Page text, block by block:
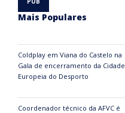
Mais Populares
Coldplay em Viana do Castelo na
Gala de encerramento da Cidade
Europeia do Desporto
Coordenador técnico da AFVC é